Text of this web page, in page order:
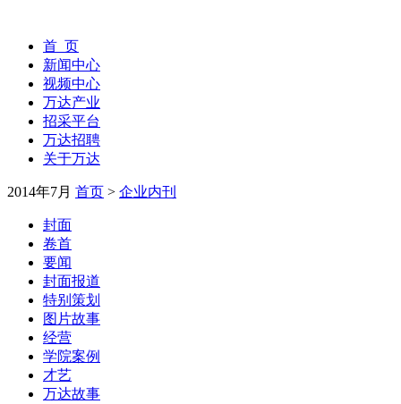
首 页
新闻中心
视频中心
万达产业
招采平台
万达招聘
关于万达
2014年7月 首页 > 企业内刊
封面
卷首
要闻
封面报道
特别策划
图片故事
经营
学院案例
才艺
万达故事